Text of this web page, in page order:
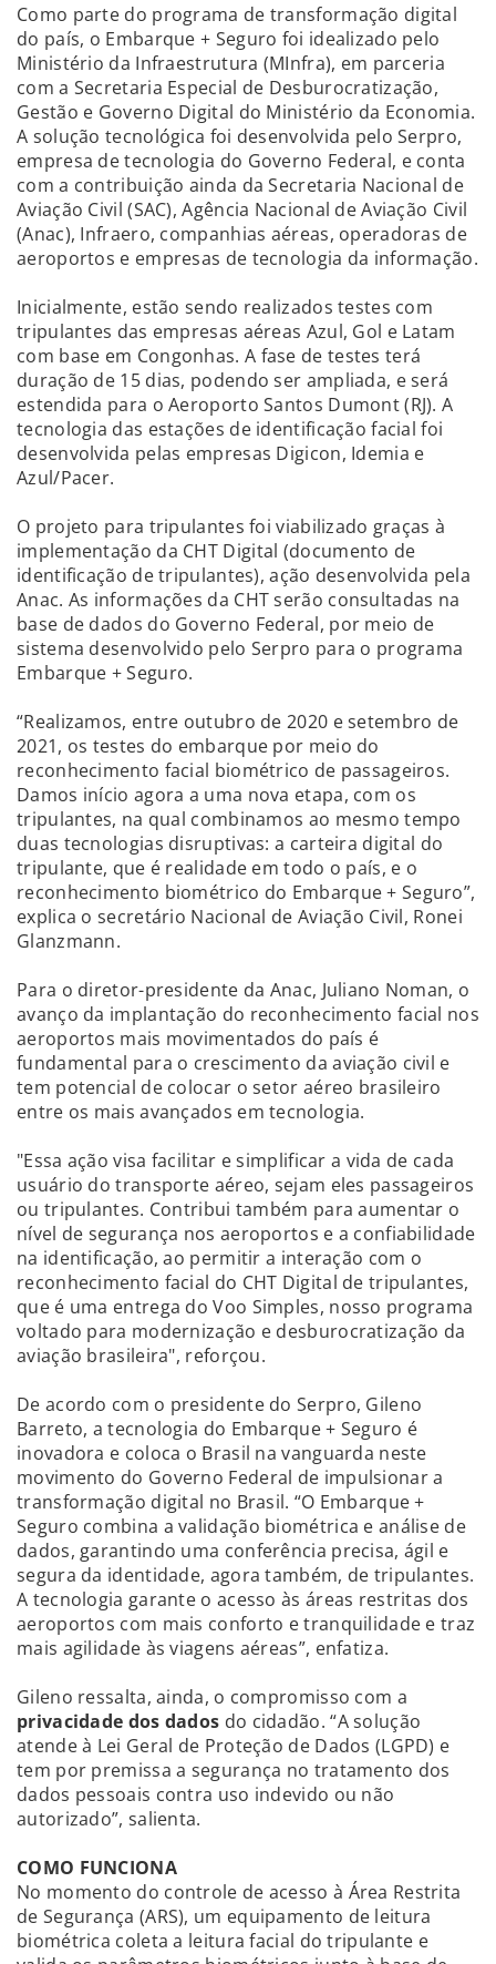
Como parte do programa de transformação digital
do país, o Embarque + Seguro foi idealizado pelo
Ministério da Infraestrutura (MInfra), em parceria
com a Secretaria Especial de Desburocratização,
Gestão e Governo Digital do Ministério da Economia.
A solução tecnológica foi desenvolvida pelo Serpro,
empresa de tecnologia do Governo Federal, e conta
com a contribuição ainda da Secretaria Nacional de
Aviação Civil (SAC), Agência Nacional de Aviação Civil
(Anac), Infraero, companhias aéreas, operadoras de
aeroportos e empresas de tecnologia da informação.
Inicialmente, estão sendo realizados testes com
tripulantes das empresas aéreas Azul, Gol e Latam
com base em Congonhas. A fase de testes terá
duração de 15 dias, podendo ser ampliada, e será
estendida para o Aeroporto Santos Dumont (RJ). A
tecnologia das estações de identificação facial foi
desenvolvida pelas empresas Digicon, Idemia e
Azul/Pacer.
O projeto para tripulantes foi viabilizado graças à
implementação da CHT Digital (documento de
identificação de tripulantes), ação desenvolvida pela
Anac. As informações da CHT serão consultadas na
base de dados do Governo Federal, por meio de
sistema desenvolvido pelo Serpro para o programa
Embarque + Seguro.
“Realizamos, entre outubro de 2020 e setembro de
2021, os testes do embarque por meio do
reconhecimento facial biométrico de passageiros.
Damos início agora a uma nova etapa, com os
tripulantes, na qual combinamos ao mesmo tempo
duas tecnologias disruptivas: a carteira digital do
tripulante, que é realidade em todo o país, e o
reconhecimento biométrico do Embarque + Seguro”,
explica o secretário Nacional de Aviação Civil, Ronei
Glanzmann.
Para o diretor-presidente da Anac, Juliano Noman, o
avanço da implantação do reconhecimento facial nos
aeroportos mais movimentados do país é
fundamental para o crescimento da aviação civil e
tem potencial de colocar o setor aéreo brasileiro
entre os mais avançados em tecnologia.
"Essa ação visa facilitar e simplificar a vida de cada
usuário do transporte aéreo, sejam eles passageiros
ou tripulantes. Contribui também para aumentar o
nível de segurança nos aeroportos e a confiabilidade
na identificação, ao permitir a interação com o
reconhecimento facial do CHT Digital de tripulantes,
que é uma entrega do Voo Simples, nosso programa
voltado para modernização e desburocratização da
aviação brasileira", reforçou.
De acordo com o presidente do Serpro, Gileno
Barreto, a tecnologia do Embarque + Seguro é
inovadora e coloca o Brasil na vanguarda neste
movimento do Governo Federal de impulsionar a
transformação digital no Brasil. “O Embarque +
Seguro combina a validação biométrica e análise de
dados, garantindo uma conferência precisa, ágil e
segura da identidade, agora também, de tripulantes.
A tecnologia garante o acesso às áreas restritas dos
aeroportos com mais conforto e tranquilidade e traz
mais agilidade às viagens aéreas”, enfatiza.
Gileno ressalta, ainda, o compromisso com a
privacidade dos dados do cidadão. “A solução
atende à Lei Geral de Proteção de Dados (LGPD) e
tem por premissa a segurança no tratamento dos
dados pessoais contra uso indevido ou não
autorizado”, salienta.
COMO FUNCIONA
No momento do controle de acesso à Área Restrita
de Segurança (ARS), um equipamento de leitura
biométrica coleta a leitura facial do tripulante e